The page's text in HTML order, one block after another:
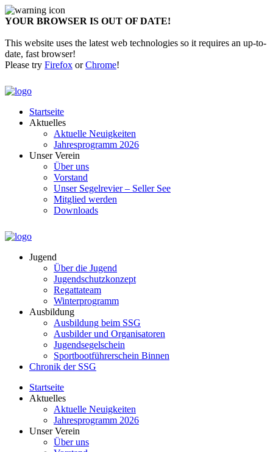
YOUR BROWSER IS OUT OF DATE!
This website uses the latest web technologies so it requires an up-to-
date, fast browser!
Please try Firefox orChrome!
Startseite
Aktuelles
Aktuelle Neuigkeiten
Jahresprogramm 2026
Unser Verein
Über uns
Vorstand
Unser Segelrevier – Seller See
Mitglied werden
Downloads
Jugend
Über die Jugend
Jugendschutzkonzept
Regattateam
Winterprogramm
Ausbildung
Ausbildung beim SSG
Ausbilder und Organisatoren
Jugendsegelschein
Sportbootführerschein Binnen
Chronik der SSG
Startseite
Aktuelles
Aktuelle Neuigkeiten
Jahresprogramm 2026
Unser Verein
Über uns